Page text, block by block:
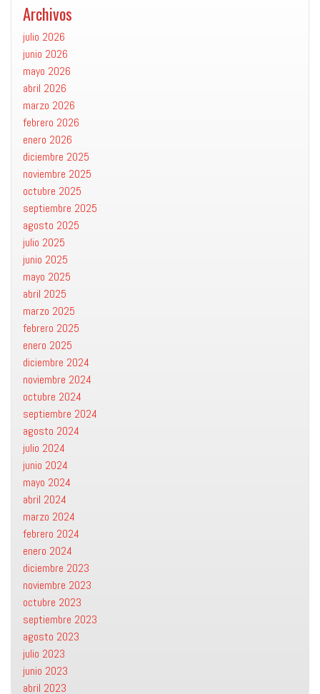
Archivos
julio 2026
junio 2026
mayo 2026
abril 2026
marzo 2026
febrero 2026
enero 2026
diciembre 2025
noviembre 2025
octubre 2025
septiembre 2025
agosto 2025
julio 2025
junio 2025
mayo 2025
abril 2025
marzo 2025
febrero 2025
enero 2025
diciembre 2024
noviembre 2024
octubre 2024
septiembre 2024
agosto 2024
julio 2024
junio 2024
mayo 2024
abril 2024
marzo 2024
febrero 2024
enero 2024
diciembre 2023
noviembre 2023
octubre 2023
septiembre 2023
agosto 2023
julio 2023
junio 2023
abril 2023